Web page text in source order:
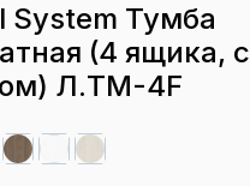
System Тумба
(4 ящика, с
Л.ТМ-4F